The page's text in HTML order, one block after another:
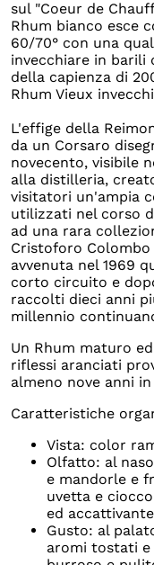
sul "Coeur de
Rhum bianco esce
60/70° con una
invecchiare in barili
della capienza di
Rhum Vieux
L'effige della
da un Corsaro
novecento, visibile
alla distilleria,
visitatori un'ampia
utilizzati nel corso
ad una rara
Cristoforo
avvenuta nel 1969
corto circuito e
raccolti dieci anni
millennio
Un Rhum maturo
riflessi aranciati
almeno nove anni
Caratteristiche
Vista: color
Olfatto: al
e mandorle e
uvetta e
ed
Gusto: al
aromi tostati